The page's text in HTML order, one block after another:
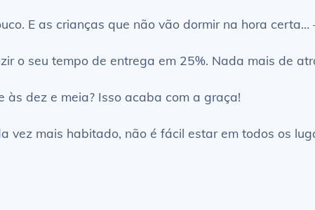
E as crianças que não vão dormir na hora certa…
o seu tempo de entrega em 25%. Nada mais de
às dez e meia? Isso acaba com a graça!
vez mais habitado, não é fácil estar em todos os